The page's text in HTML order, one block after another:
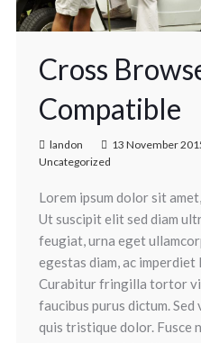
Cross
Compatible
landon 13 November
Uncategorized
Lorem ipsum dolor sit
Ut suscipit elit sed diam
feugiat, urna eget
egestas diam, ac
Curabitur fringilla tortor
faucibus purus dictum.
quis tristique dolor. Fusce